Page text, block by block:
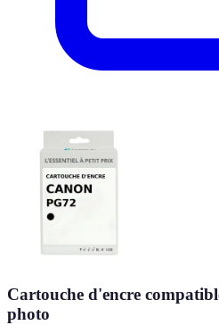
Cartouche d'encre
photo